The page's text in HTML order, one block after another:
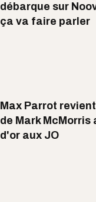
débarque sur
ça va faire parler
Max Parrot
de Mark
d'or aux JO